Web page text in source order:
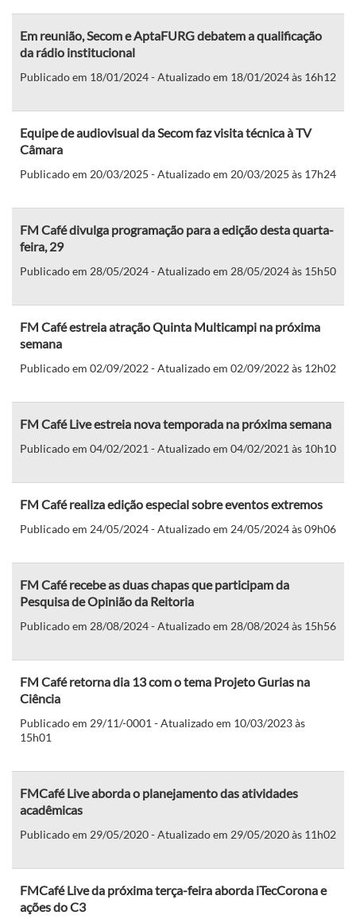
Em reunião, Secom e AptaFURG debatem a qualificação
da rádio institucional
Publicado em 18/01/2024 - Atualizado em 18/01/2024 às 16h12
Equipe de audiovisual da Secom faz visita técnica à TV
Câmara
Publicado em 20/03/2025 - Atualizado em 20/03/2025 às 17h24
FM Café divulga programação para a edição desta quarta-
feira, 29
Publicado em 28/05/2024 - Atualizado em 28/05/2024 às 15h50
FM Café estreia atração Quinta Multicampi na próxima
semana
Publicado em 02/09/2022 - Atualizado em 02/09/2022 às 12h02
FM Café Live estreia nova temporada na próxima semana
Publicado em 04/02/2021 - Atualizado em 04/02/2021 às 10h10
FM Café realiza edição especial sobre eventos extremos
Publicado em 24/05/2024 - Atualizado em 24/05/2024 às 09h06
FM Café recebe as duas chapas que participam da
Pesquisa de Opinião da Reitoria
Publicado em 28/08/2024 - Atualizado em 28/08/2024 às 15h56
FM Café retorna dia 13 com o tema Projeto Gurias na
Ciência
Publicado em 29/11/-0001 - Atualizado em 10/03/2023 às
15h01
FMCafé Live aborda o planejamento das atividades
acadêmicas
Publicado em 29/05/2020 - Atualizado em 29/05/2020 às 11h02
FMCafé Live da próxima terça-feira aborda iTecCorona e
ações do C3